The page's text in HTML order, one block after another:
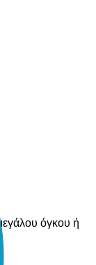
όγκου ή